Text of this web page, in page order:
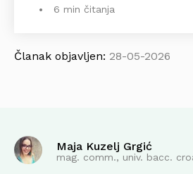
6 min čitanja
Članak objavljen: 28-05-2026
Maja Kuzelj Grgić
mag. comm., univ. bacc.